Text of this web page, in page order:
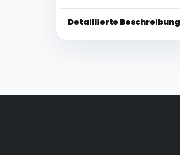
Detaillierte Beschreibung